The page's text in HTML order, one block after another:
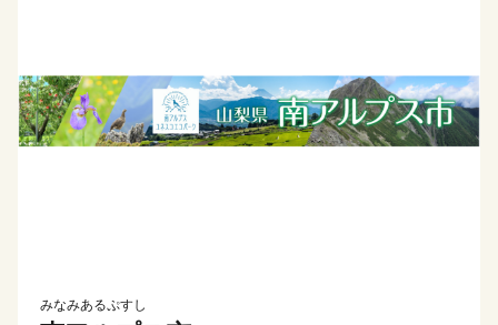
みなみあるぷすし